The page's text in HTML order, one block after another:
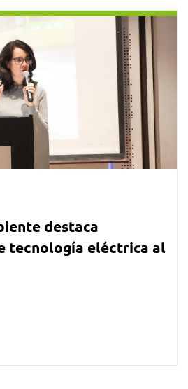
destaca
tecnología eléctrica al